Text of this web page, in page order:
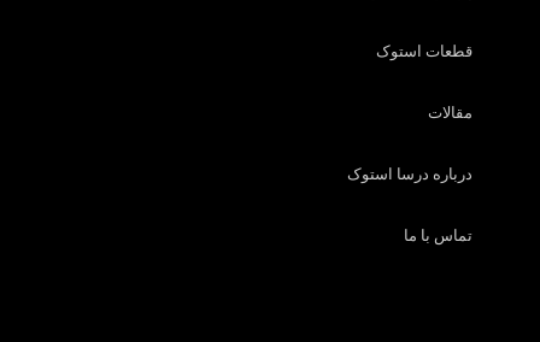
قطعات استوک
مقالات
درباره درسا استوک
تماس با ما